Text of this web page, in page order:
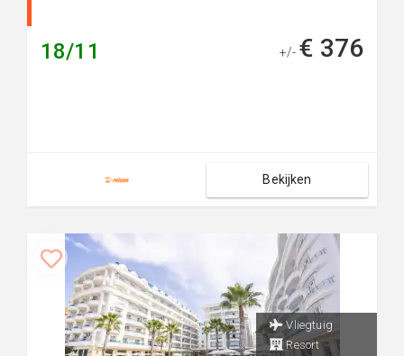
18/11 +/- € 376
Bekijken
Vliegtuig
Resort